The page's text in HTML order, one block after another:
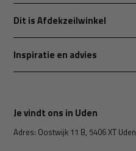
Dit is Afdekzeilwinkel
Inspiratie en advies
Je vindt ons in Uden
Adres: Oostwijk 11 B, 5406 XT Uden